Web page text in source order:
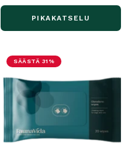
PIKAKATSELU
SÄÄSTÄ 31%